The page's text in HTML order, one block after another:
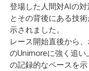
登場した人間対AIの
とその背後にある技
示されました。
レース開始直後から
のUnimoreに強く追い
の記録的なペースを